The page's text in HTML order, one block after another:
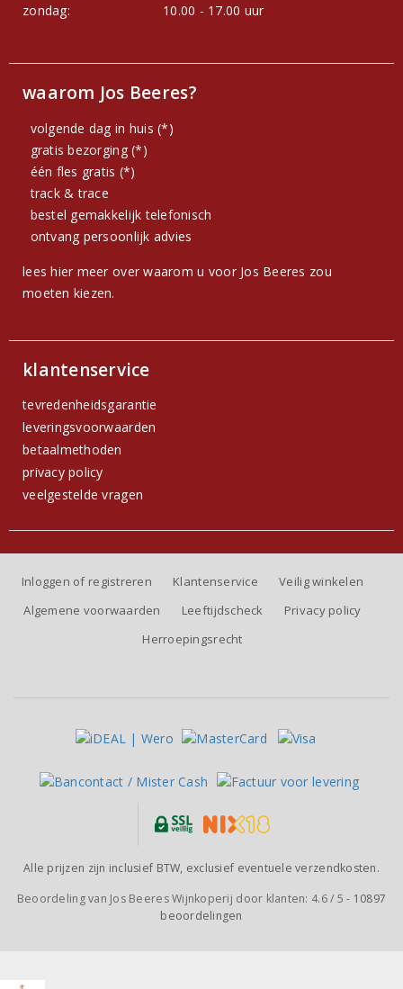
zondag:
10.00 - 17.00 uur
waarom Jos Beeres?
volgende dag in huis (*)
gratis bezorging (*)
één fles gratis (*)
track & trace
bestel gemakkelijk telefonisch
ontvang persoonlijk advies
lees hier meer over waarom u voor Jos Beeres zou
moeten kiezen.
klantenservice
tevredenheidsgarantie
leveringsvoorwaarden
betaalmethoden
privacy policy
veelgestelde vragen
Inloggen of registreren Klantenservice
Veilig winkelen
Algemene voorwaarden
Leeftijdscheck
Privacy policy
Herroepingsrecht
Alle prijzen zijn inclusief BTW, exclusief eventuele verzendkosten.
Beoordeling van Jos Beeres Wijnkoperij door klanten: 4.6/ 5 - 10897
beoordelingen